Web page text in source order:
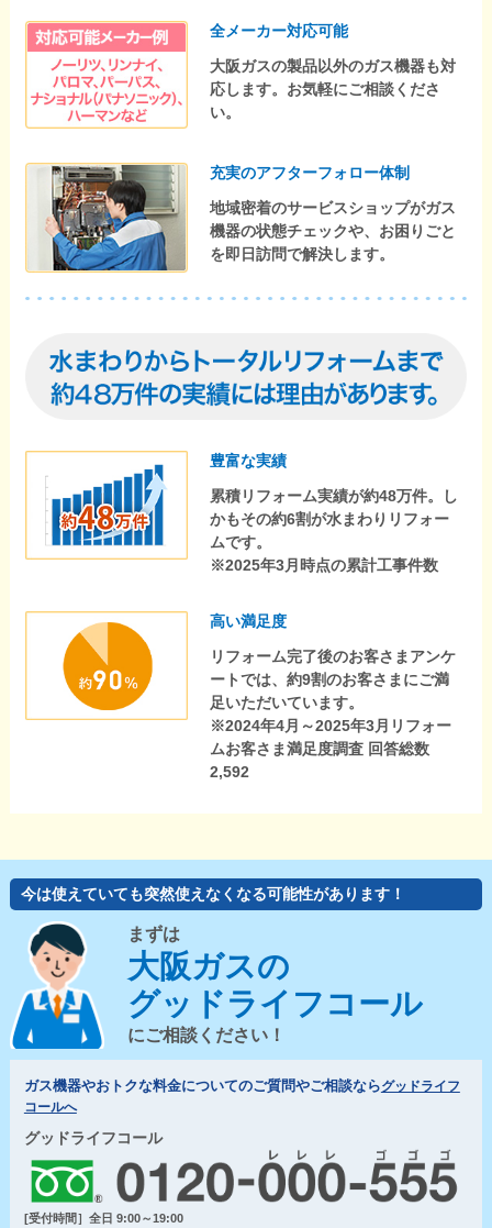
全メーカー対応可能
大阪ガスの製品以外のガス機器も対
応します。お気軽にご相談くださ
い。
充実のアフターフォロー体制
地域密着のサービスショップがガス
機器の状態チェックや、お困りごと
を即日訪問で解決します。
豊富な実績
累積リフォーム実績が約48万件。し
かもその約6割が水まわりリフォー
ムです。
※2025年3月時点の累計工事件数
高い満足度
リフォーム完了後のお客さまアンケ
ートでは、約9割のお客さまにご満
足いただいています。
※2024年4月～2025年3月リフォー
ムお客さま満足度調査 回答総数
2,592
今は使えていても突然使えなくなる可能性があります！
まずは
大阪ガスの
グッドライフコール
にご相談ください！
ガス機器やおトクな料金についてのご質問やご相談ならグッドライフ
コールへ
グッドライフコール
[受付時間］全日 9:00～19:00